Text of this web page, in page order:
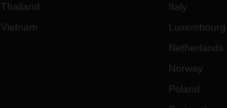
Thailand
Vietnam
Italy
Luxembourg
Netherlands
Norway
Poland